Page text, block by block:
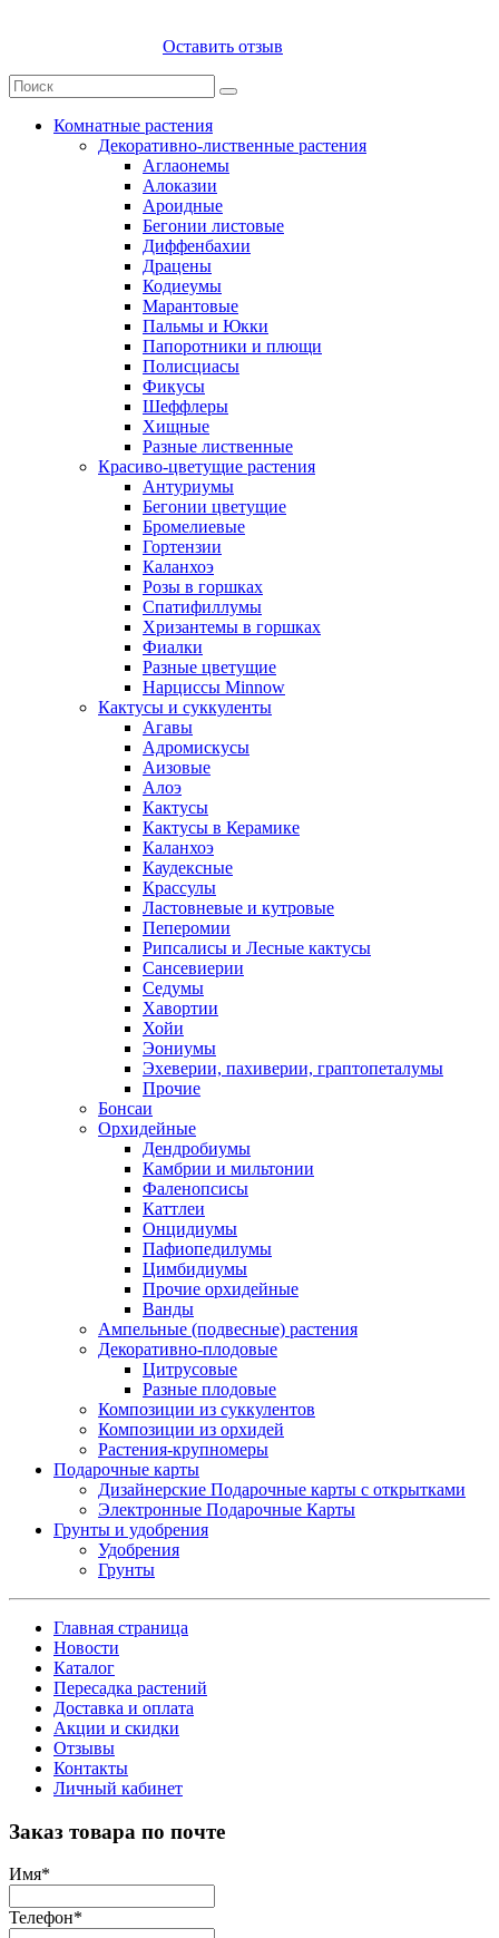
Оставить отзыв
Комнатные растения
Декоративно-лиственные растения
Аглаонемы
Алоказии
Ароидные
Бегонии листовые
Диффенбахии
Драцены
Кодиеумы
Марантовые
Пальмы и Юкки
Папоротники и плющи
Полисциасы
Фикусы
Шеффлеры
Хищные
Разные лиственные
Красиво-цветущие растения
Антуриумы
Бегонии цветущие
Бромелиевые
Гортензии
Каланхоэ
Розы в горшках
Спатифиллумы
Хризантемы в горшках
Фиалки
Разные цветущие
Нарциссы Minnow
Кактусы и суккуленты
Агавы
Адромискусы
Аизовые
Алоэ
Кактусы
Кактусы в Керамике
Каланхоэ
Каудексные
Крассулы
Ластовневые и кутровые
Пеперомии
Рипсалисы и Лесные кактусы
Сансевиерии
Седумы
Хавортии
Хойи
Эониумы
Эхеверии, пахиверии, граптопеталумы
Прочие
Бонсаи
Орхидейные
Дендробиумы
Камбрии и мильтонии
Фаленопсисы
Каттлеи
Онцидиумы
Пафиопедилумы
Цимбидиумы
Прочие орхидейные
Ванды
Ампельные (подвесные) растения
Декоративно-плодовые
Цитрусовые
Разные плодовые
Композиции из суккулентов
Композиции из орхидей
Растения-крупномеры
Подарочные карты
Дизайнерские Подарочные карты с открытками
Электронные Подарочные Карты
Грунты и удобрения
Удобрения
Грунты
Главная страница
Новости
Каталог
Пересадка растений
Доставка и оплата
Акции и скидки
Отзывы
Контакты
Личный кабинет
Заказ товара по почте
Имя*
Телефон*